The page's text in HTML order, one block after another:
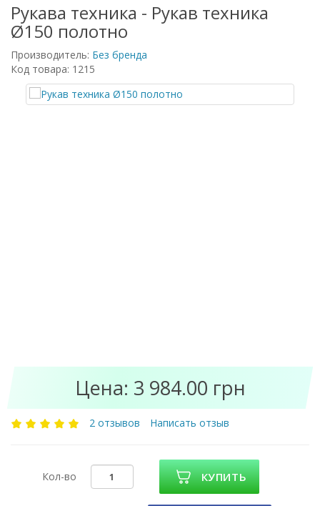
Рукава техника - Рукав техника
Ø150 полотно
Производитель: Без бренда
Код товара: 1215
Цена: 3 984.00 грн
2 отзывов Написать отзыв
Кол-во КУПИТЬ